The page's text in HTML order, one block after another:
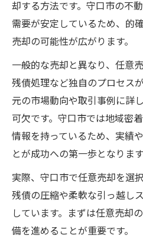
守口市での任意売
複数社比較で守口市
任意売却の査定基
任意売却価格を上
住宅ローン問題解決に
住宅ローン返済困難
る理由
任意売却が守口市で
根拠
任意売却なら市場
理由
却する方法です。守口市の不
需要が安定しているため、的
売却の可能性が広がります。
一般的な売却と異なり、任意
残債処理など独自のプロセス
元の市場動向や取引事例に詳
可欠です。守口市では地域密
情報を持っているため、実績
とが成功への第一歩となります
実際、守口市で任意売却を選
残債の圧縮や柔軟な引っ越し
しています。まずは任意売却
備を進めることが重要です。